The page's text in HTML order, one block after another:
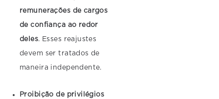
remunerações de cargos
de confiança ao redor
deles. Esses reajustes
devem ser tratados de
maneira independente.
Proibição de privilégios